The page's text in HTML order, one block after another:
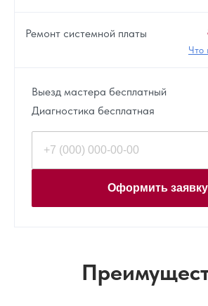
Ремонт системной платы
Что
Выезд мастера бесплатный
Диагностика бесплатная
Оформить заявку